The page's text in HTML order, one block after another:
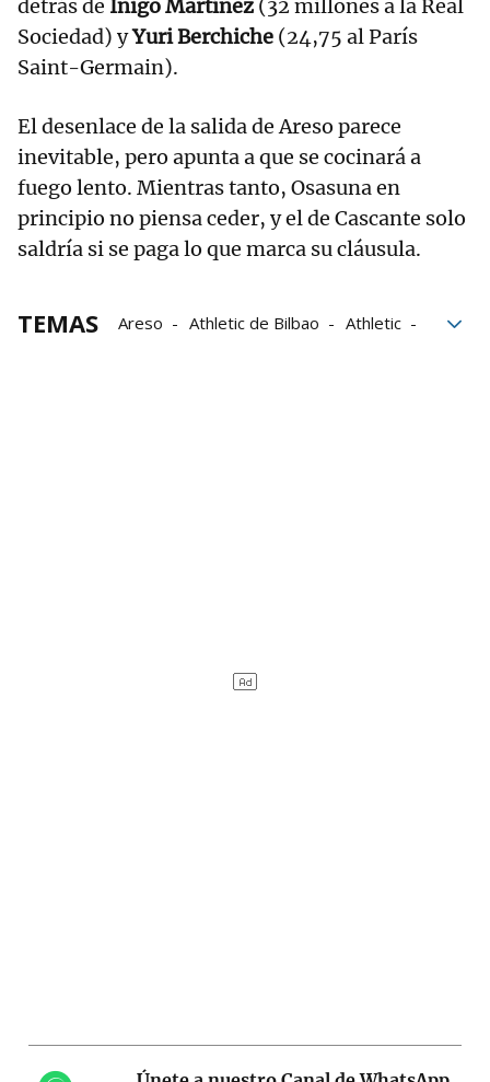
detrás de Iñigo Martínez (32 millones a la Real
Sociedad) yYuri Berchiche (24,75 al París
Saint-Germain).
El desenlace de la salida de Areso parece
inevitable, pero apunta a que se cocinará a
fuego lento. Mientras tanto, Osasuna en
principio no piensa ceder, y el de Cascante solo
saldría si se paga lo que marca su cláusula.
TEMAS Areso Athletic de Bilbao
Athletic